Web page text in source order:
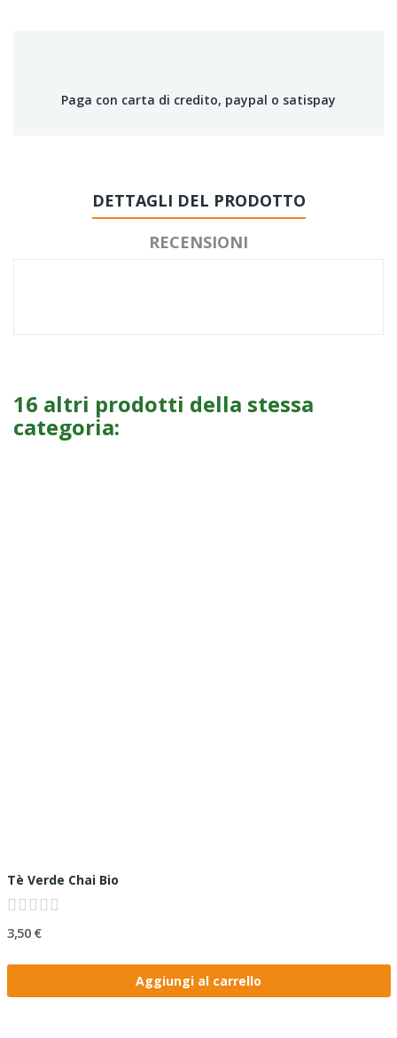
Paga con carta di credito, paypal o satispay
DETTAGLI DEL PRODOTTO
RECENSIONI
16 altri prodotti della stessa
categoria:
Tè Verde Chai Bio
3,50 €
Aggiungi al carrello